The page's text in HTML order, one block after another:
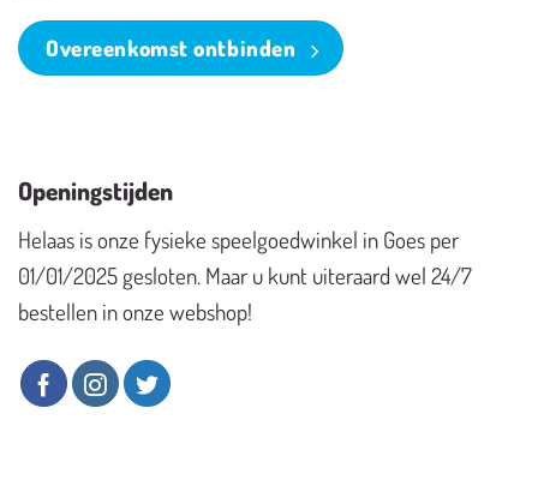
Overeenkomst ontbinden
Openingstijden
Helaas is onze fysieke speelgoedwinkel in Goes per
01/01/2025 gesloten. Maar u kunt uiteraard wel 24/7
bestellen in onze webshop!